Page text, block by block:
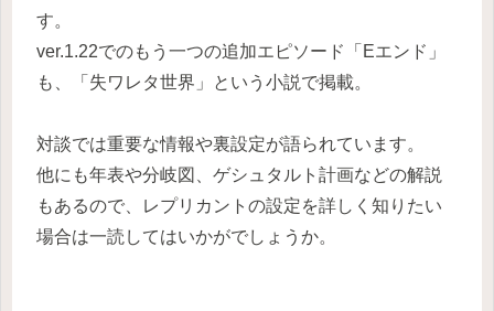
す。
ver.1.22でのもう一つの追加エピソード「Eエンド」
も、「失ワレタ世界」という小説で掲載。
対談では重要な情報や裏設定が語られています。
他にも年表や分岐図、ゲシュタルト計画などの解説
もあるので、レプリカントの設定を詳しく知りたい
場合は一読してはいかがでしょうか。